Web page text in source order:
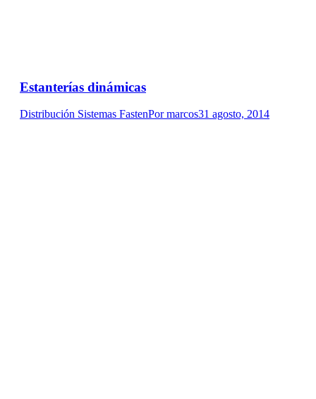
Estanterías dinámicas
Distribución Sistemas FastenPormarcos31 agosto, 2014